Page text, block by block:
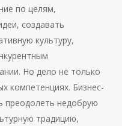
по целям,
создавать
культуру,
Но дело не только
компетенциях. Бизнес-
недобрую
традицию,